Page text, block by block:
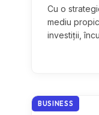
Cu o
mediu
investiții,
BUSINESS